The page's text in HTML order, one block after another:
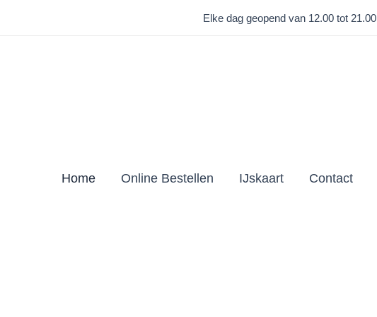
Elke dag geopend van 12.00 tot
Home Online Bestellen IJskaart Contact